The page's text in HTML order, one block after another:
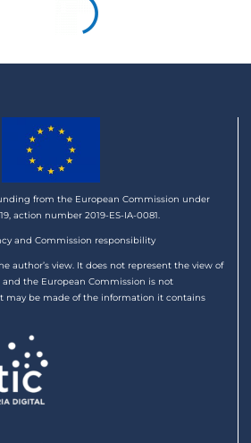
from the European Commission under
action number 2019-ES-IA-0081.
and Commission responsibility
author’s view. It does not represent the view of
the European Commission is not
may be made of the information it contains